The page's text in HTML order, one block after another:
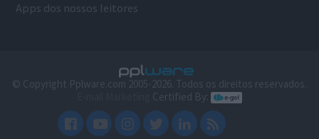
Apps dos nossos leitores
© Copyright Pplware.com 2005-2026. Todos os direitos reservados.
Certified By: